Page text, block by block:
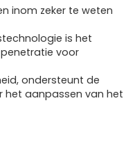
inom zeker te weten
is het
voor
ondersteunt de
het aanpassen van het